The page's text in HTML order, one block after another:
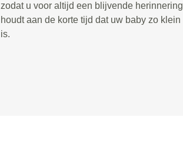
zodat u voor altijd een blijvende herinnering
houdt aan de korte tijd dat uw baby zo klein
is.